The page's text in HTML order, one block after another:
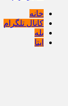
خانه
کانال تلگرام
بله
ایتا